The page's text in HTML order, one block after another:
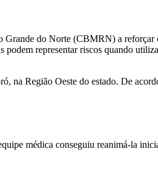
Grande do Norte (CBMRN) a reforçar
representar riscos quando
na Região Oeste do estado. De
médica conseguiu reanimá-la